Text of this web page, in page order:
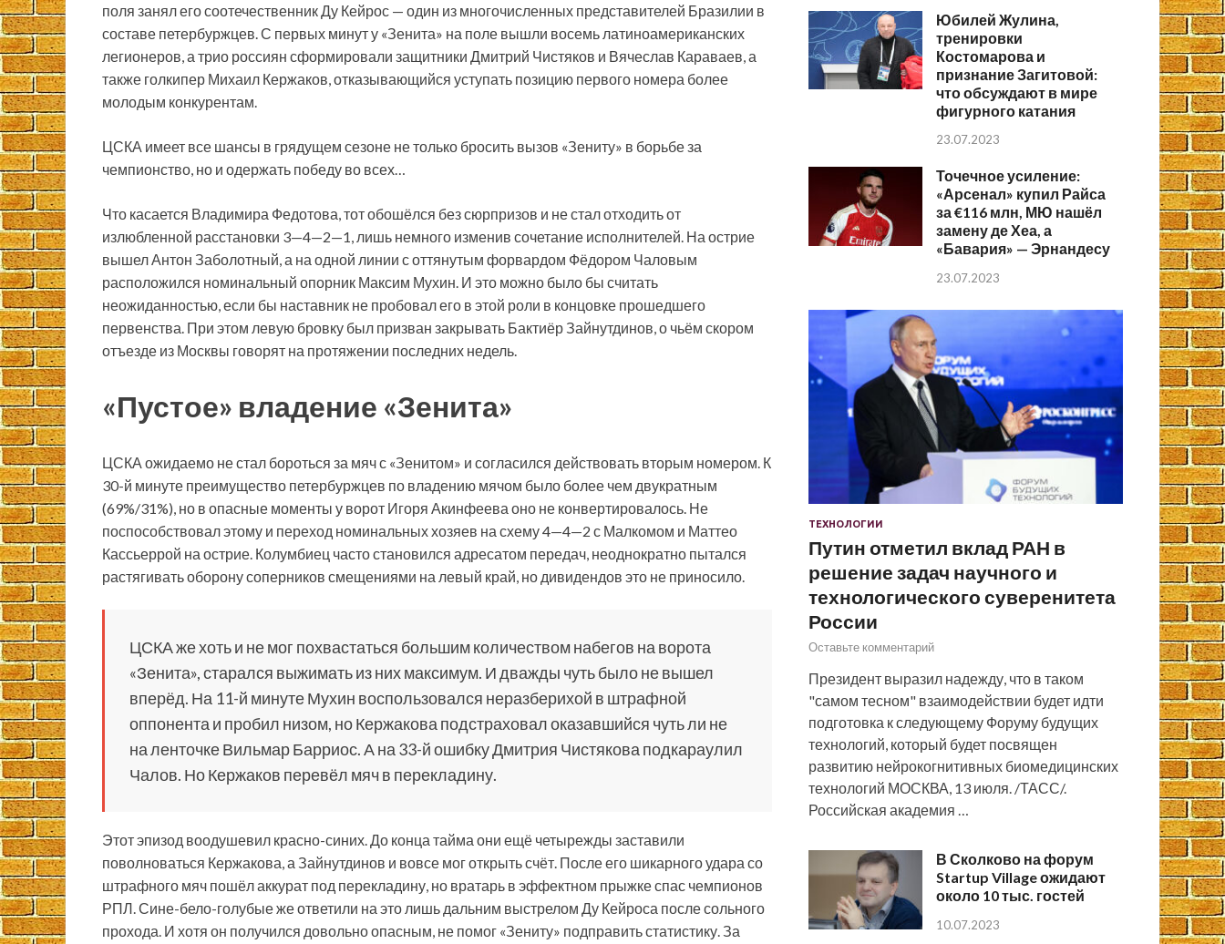
поля занял его соотечественник Ду Кейрос — один из многочисленных представителей Бразилии в
составе петербуржцев. С первых минут у «Зенита» на поле вышли восемь латиноамериканских
легионеров, а трио россиян сформировали защитники Дмитрий Чистяков и Вячеслав Караваев, а
также голкипер Михаил Кержаков, отказывающийся уступать позицию первого номера более
молодым конкурентам.
ЦСКА имеет все шансы в грядущем сезоне не только бросить вызов «Зениту» в борьбе за
чемпионство, но и одержать победу во всех…
Что касается Владимира Федотова, тот обошёлся без сюрпризов и не стал отходить от
излюбленной расстановки 3—4—2—1, лишь немного изменив сочетание исполнителей. На острие
вышел Антон Заболотный, а на одной линии с оттянутым форвардом Фёдором Чаловым
расположился номинальный опорник Максим Мухин. И это можно было бы считать
неожиданностью, если бы наставник не пробовал его в этой роли в концовке прошедшего
первенства. При этом левую бровку был призван закрывать Бактиёр Зайнутдинов, о чьём скором
отъезде из Москвы говорят на протяжении последних недель.
«Пустое» владение «Зенита»
ЦСКА ожидаемо не стал бороться за мяч с «Зенитом» и согласился действовать вторым номером. К
30-й минуте преимущество петербуржцев по владению мячом было более чем двукратным
(69%/31%), но в опасные моменты у ворот Игоря Акинфеева оно не конвертировалось. Не
поспособствовал этому и переход номинальных хозяев на схему 4—4—2 с Малкомом и Маттео
Кассьеррой на острие. Колумбиец часто становился адресатом передач, неоднократно пытался
растягивать оборону соперников смещениями на левый край, но дивидендов это не приносило.
ЦСКА же хоть и не мог похвастаться большим количеством набегов на ворота
«Зенита», старался выжимать из них максимум. И дважды чуть было не вышел
вперёд. На 11-й минуте Мухин воспользовался неразберихой в штрафной
оппонента и пробил низом, но Кержакова подстраховал оказавшийся чуть ли не
на ленточке Вильмар Барриос. А на 33-й ошибку Дмитрия Чистякова подкараулил
Чалов. Но Кержаков перевёл мяч в перекладину.
Этот эпизод воодушевил красно-синих. До конца тайма они ещё четырежды заставили
поволноваться Кержакова, а Зайнутдинов и вовсе мог открыть счёт. После его шикарного удара со
штрафного мяч пошёл аккурат под перекладину, но вратарь в эффектном прыжке спас чемпионов
РПЛ. Сине-бело-голубые же ответили на это лишь дальним выстрелом Ду Кейроса после сольного
прохода. И хотя он получился довольно опасным, не помог «Зениту» подправить статистику. За
Юбилей Жулина,
тренировки
Костомарова и
признание Загитовой:
что обсуждают в мире
фигурного катания
23.07.2023
Точечное усиление:
«Арсенал» купил Райса
за €116 млн, МЮ нашёл
замену де Хеа, а
«Бавария» — Эрнандесу
23.07.2023
ТЕХНОЛОГИИ
Путин отметил вклад РАН в
решение задач научного и
технологического суверенитета
России
Оставьте комментарий
Президент выразил надежду, что в таком
"самом тесном" взаимодействии будет идти
подготовка к следующему Форуму будущих
технологий, который будет посвящен
развитию нейрокогнитивных биомедицинских
технологий МОСКВА, 13 июля. /ТАСС/.
Российская академия …
В Сколково на форум
Startup Village ожидают
около 10 тыс. гостей
10.07.2023